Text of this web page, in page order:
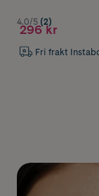
4.0/5 (2)
296 kr
Fri frakt